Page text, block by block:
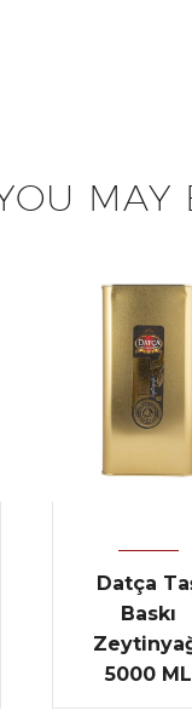
MAY
Datça
Baskı
5000 ML